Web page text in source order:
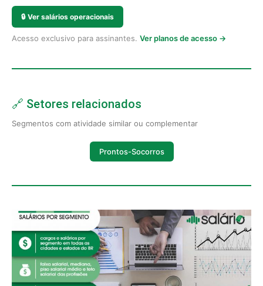
🔒 Ver salários operacionais
Acesso exclusivo para assinantes. Ver planos de acesso →
🔗 Setores relacionados
Segmentos com atividade similar ou complementar
Prontos-Socorros